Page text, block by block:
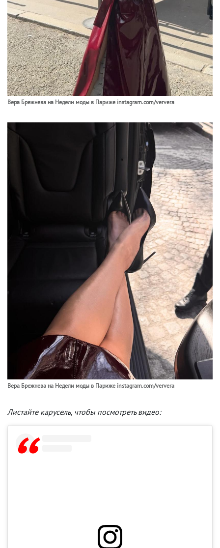
Вера Брежнева на Недели моды в Париже instagram.com/ververa
Вера Брежнева на Недели моды в Париже instagram.com/ververa
Листайте карусель, чтобы посмотреть видео: